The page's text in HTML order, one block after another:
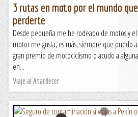
3 rutas en moto por el mundo
perderte
Desde pequeña me he rodeado de motos y
motor me gusta, es más, siempre que puedo
gran premio de motociclismo o acudo a
en...
Viaje al Atardecer